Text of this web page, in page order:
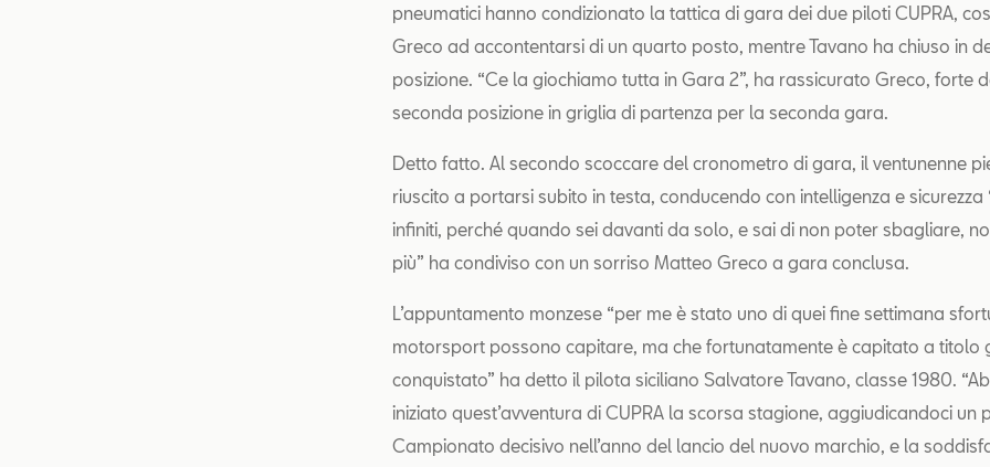
pneumatici hanno condizionato la tattica di gara dei due piloti CUPRA,
Greco ad accontentarsi di un quarto posto, mentre Tavano ha chiuso in
posizione. “Ce la giochiamo tutta in Gara 2”, ha rassicurato Greco, forte
seconda posizione in griglia di partenza per la seconda gara.
Detto fatto. Al secondo scoccare del cronometro di gara, il ventunenne
riuscito a portarsi subito in testa, conducendo con intelligenza e sicurezza
infiniti, perché quando sei davanti da solo, e sai di non poter sbagliare,
più” ha condiviso con un sorriso Matteo Greco a gara conclusa.
L’appuntamento monzese “per me è stato uno di quei fine settimana
motorsport possono capitare, ma che fortunatamente è capitato a titolo
conquistato” ha detto il pilota siciliano Salvatore Tavano, classe 1980.
iniziato quest’avventura di CUPRA la scorsa stagione, aggiudicandoci un
Campionato decisivo nell’anno del lancio del nuovo marchio, e la